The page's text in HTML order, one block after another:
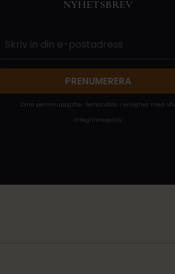
NYHETSBREV
PRENUMERERA
Dina personuppgifter behandlas i enlighet med vår
integritetspolicy.